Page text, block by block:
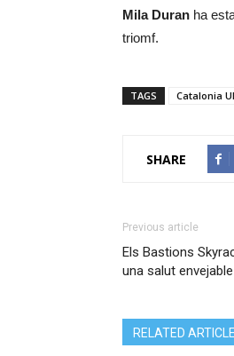
Mila Duran ha
triomf.
TAGS Catalonia
SHARE
Previous article
Els Bastions
una salut envejable
RELATED